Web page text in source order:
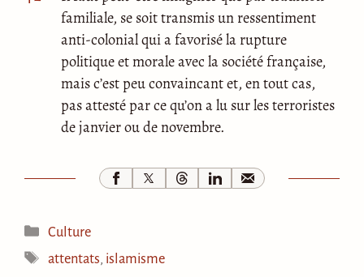
familiale, se soit transmis un ressentiment
anti-colonial qui a favorisé la rupture
politique et morale avec la société française,
mais c’est peu convaincant et, en tout cas,
pas attesté par ce qu’on a lu sur les terroristes
de janvier ou de novembre.
Catégories
Culture
Étiquettes
attentats islamisme